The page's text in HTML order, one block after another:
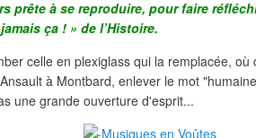
prête à se reproduire, pour faire
ça ! » de l’Histoire.
celle en plexiglass qui la remplacée,
à Montbard, enlever le mot
une grande ouverture d'esprit...